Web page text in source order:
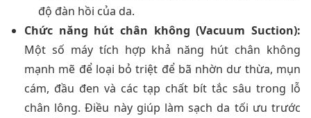
độ đàn hồi của da.
Chức năng hút chân không (Vacuum Suction):
Một số máy tích hợp khả năng hút chân không
mạnh mẽ để loại bỏ triệt để bã nhờn dư thừa, mụn
cám, đầu đen và các tạp chất bít tắc sâu trong lỗ
chân lông. Điều này giúp làm sạch da tối ưu trước